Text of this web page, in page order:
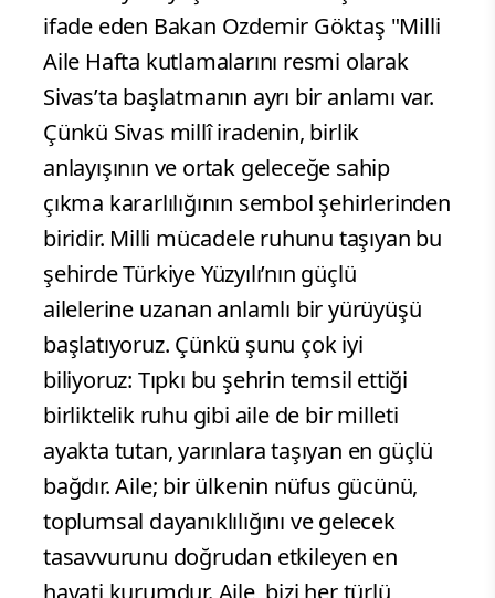
ifade eden Bakan Ozdemir Göktaş "Milli
Aile Hafta kutlamalarını resmi olarak
Sivas’ta başlatmanın ayrı bir anlamı var.
Çünkü Sivas millî iradenin, birlik
anlayışının ve ortak geleceğe sahip
çıkma kararlılığının sembol şehirlerinden
biridir. Milli mücadele ruhunu taşıyan bu
şehirde Türkiye Yüzyılı’nın güçlü
ailelerine uzanan anlamlı bir yürüyüşü
başlatıyoruz. Çünkü şunu çok iyi
biliyoruz: Tıpkı bu şehrin temsil ettiği
birliktelik ruhu gibi aile de bir milleti
ayakta tutan, yarınlara taşıyan en güçlü
bağdır. Aile; bir ülkenin nüfus gücünü,
toplumsal dayanıklılığını ve gelecek
tasavvurunu doğrudan etkileyen en
hayati kurumdur. Aile, bizi her türlü